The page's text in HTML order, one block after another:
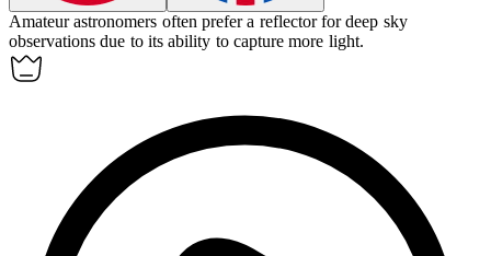
Amateur astronomers often prefer a reflector for deep sky
observations due to its ability to capture more light.